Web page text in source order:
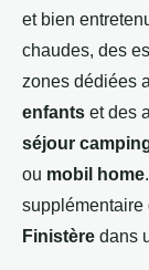
et bien
chaudes, des
zones dédiées
enfants et des
séjour
ou mobil home
supplémentaire
Finistère dans